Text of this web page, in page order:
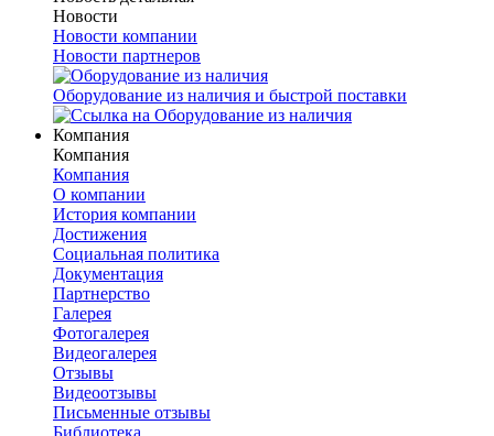
Новости
Новости компании
Новости партнеров
Оборудование из наличия и быстрой поставки
Компания
Компания
Компания
О компании
История компании
Достижения
Социальная политика
Документация
Партнерство
Галерея
Фотогалерея
Видеогалерея
Отзывы
Видеоотзывы
Письменные отзывы
Библиотека